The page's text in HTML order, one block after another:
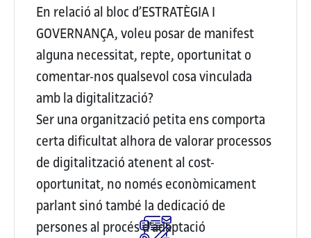
En relació al bloc d’ESTRATÈGIA I
GOVERNANÇA, voleu posar de manifest
alguna necessitat, repte, oportunitat o
comentar-nos qualsevol cosa vinculada
amb la digitalització?
Ser una organització petita ens comporta
certa dificultat alhora de valorar processos
de digitalització atenent al cost-
oportunitat, no només econòmicament
parlant sinó també la dedicació de
persones al procés d'adaptació